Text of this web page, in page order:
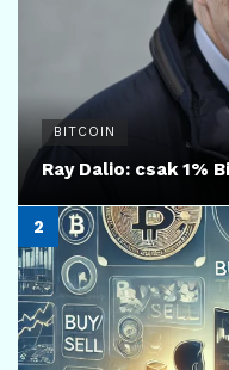
BITCOIN
Ray Dalio: csak 1%